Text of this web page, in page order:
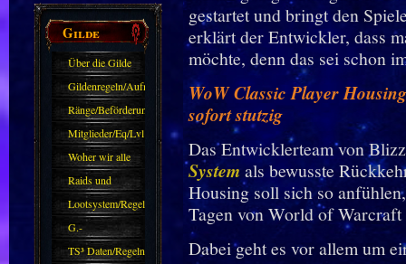
Gilde
Über die Gilde
(DAW)
Gildenregeln/Aufnahme
Ränge/Beförderungen
Mitglieder/Eq/Lvl
Woher wir alle
kommen.
Raids und
Zubehör
Lootsystem/Regeln
G.-
Sparkasse/Goldleihen
TS³ Daten/Regeln
gestartet und bringt den
erklärt der Entwickler, dass
möchte, denn das sei schon
WoW Classic Player
sofort stutzig
Das Entwicklerteam von
System als bewusste
Housing soll sich so
Tagen von World of
Dabei geht es vor allem um